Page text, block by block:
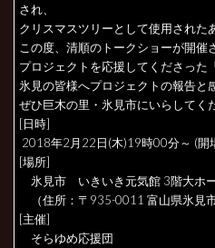
され、
クリスマスツリーとして使用された
この度、清順のトークショーが開催
プロジェクトを応援してくださった
氷見の皆様へプロジェクトの報告と
ぜひ巨木の里・氷見市にいらしてく
[日時]
2018年2月22日(木)19時00分‬‬‬‬‬‬～ (開
[場所]
氷見市 いきいき元気館 3階大ホ
（住所：‪〒935-0011 富山県氷見市
[主催]
そらゆめ応援団